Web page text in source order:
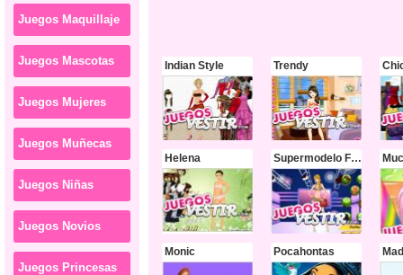
Juegos Maquillaje
Juegos Mascotas
Juegos Mujeres
Juegos Muñecas
Juegos Niñas
Juegos Novios
Juegos Princesas
Indian Style Trendy
Helena Supermodelo Fashion
Monic Pocahontas